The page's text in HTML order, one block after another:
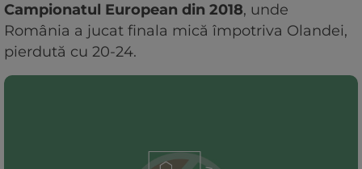
Campionatul European din 2018, unde
România a jucat finala mică împotriva Olandei,
pierdută cu 20-24.